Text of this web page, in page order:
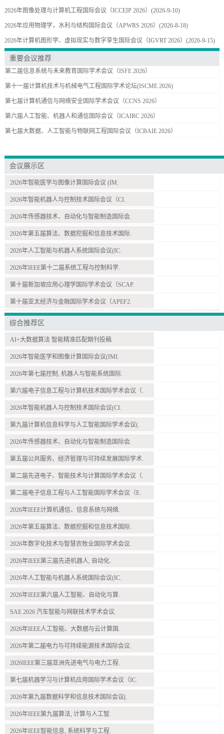
2026年图像处理与计算机工程国际会议（ICCEIP 2026） (2026-9-10)
2026年应用物理学，水利与结构国际会议（APWRS 2026） (2026-8-18)
2026年计算机图形学、虚拟现实与数字孪生国际会议（IGVRT 2026） (2026-9-15)
重要会议推荐
第二届信息系统与未来教育国际学术会议（ISFE 2026）
第十一届计算机技术与机械电气工程国际学术论坛(ISCME 2026)
第七届计算机通信与网络安全国际学术会议（CCNS 2026）
第六届人工智能、机器人和通信国际会议（ICAIRC 2026）
第七届大数据、人工智能与物联网工程国际会议（ICBAIE 2026）
会议展示区
2026年智能医学与图像计算国际会议 (IM.
2026年智能机器人与控制技术国际会议（CI.
2026年传感器技术、自动化与智能制造国际会.
2026年第五届算法、数据挖掘和信息技术国际.
2026年人工智能与机器人系统国际会议(IC.
2026年IEEE第十二届系统工程与控制科学.
第十届新加坡应用心理学国际学术会议（SCAP.
第十届亚太经济与金融国际学术会议（APEF2.
综合推荐区
AI+大数据算法 智能精准匹配期刊投稿
2026年智能医学和图像计算国际会议(IMI.
2026年第七届控制, 机器人与智能系统国际.
第六届电子信息工程与计算机技术国际学术会议（.
2026年智能机器人与控制技术国际会议(CI.
第九届计算机信息科学与人工智能国际学术会议(.
2026年传感器技术、自动化与智能制造国际会.
第五届公共服务、经济管理与可持续发展国际学术.
第二届先进电子、智能技术与计算国际学术会议（.
第二届电子信息工程与人工智能国际学术会议（E.
2026年IEEE计算机通信、信息系统与网络.
2026年第五届算法、数据挖掘和信息技术国际.
2026年数字化技术与智慧农牧业国际学术会议.
2026年IEEE第三届先进机器人, 自动化.
2026年人工智能与机器人系统国际会议(IC.
2026年IEEE第六届人工智能、自动化与算.
SAE 2026 汽车智能与网联技术学术会议.
2026年IEEE人工智能、大数据与云计算国.
2026年第二届电力与可持续能源技术国际会议.
2026IEEE第三届亚洲先进电气与电力工程.
第七届机器学习与计算机应用国际学术会议（IC.
2026年第九届数据科学和信息技术国际会议(.
2026年IEEE第九届算法, 计算与人工智.
2026年IEEE智能信息, 系统科学与工程.